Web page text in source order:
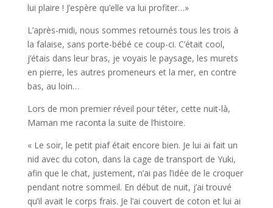
lui plaire ! J’espère qu’elle va lui profiter…»
L’après-midi, nous sommes retournés tous les trois à
la falaise, sans porte-bébé ce coup-ci. C’était cool,
j’étais dans leur bras, je voyais le paysage, les murets
en pierre, les autres promeneurs et la mer, en contre
bas, au loin…
Lors de mon premier réveil pour téter, cette nuit-là,
Maman me raconta la suite de l’histoire.
« Le soir, le petit piaf était encore bien. Je lui ai fait un
nid avec du coton, dans la cage de transport de Yuki,
afin que le chat, justement, n’ai pas l’idée de le croquer
pendant notre sommeil. En début de nuit, j’ai trouvé
qu’il avait le corps frais. Je l’ai couvert de coton et lui ai